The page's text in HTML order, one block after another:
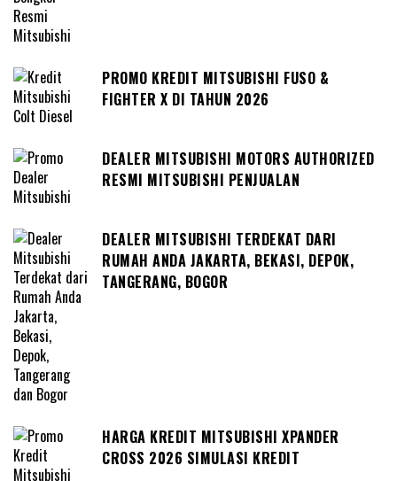
PROMO KREDIT MITSUBISHI FUSO &
FIGHTER X DI TAHUN 2026
DEALER MITSUBISHI MOTORS AUTHORIZED
RESMI MITSUBISHI PENJUALAN
DEALER MITSUBISHI TERDEKAT DARI
RUMAH ANDA JAKARTA, BEKASI, DEPOK,
TANGERANG, BOGOR
HARGA KREDIT MITSUBISHI XPANDER
CROSS 2026 SIMULASI KREDIT